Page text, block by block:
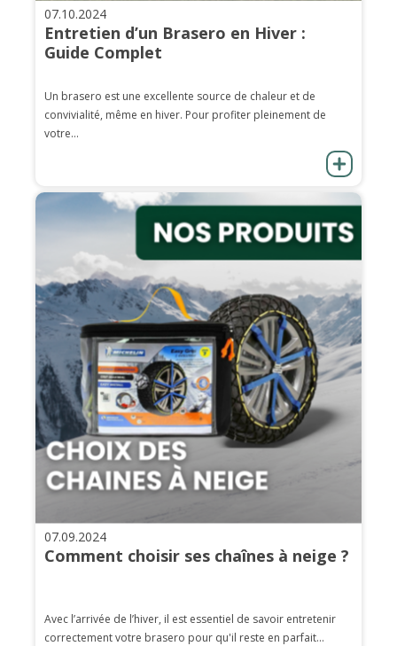
07.10.2024
Entretien d’un Brasero en Hiver :
Guide Complet
Un brasero est une excellente source de chaleur et de
convivialité, même en hiver. Pour profiter pleinement de
votre...
07.09.2024
Comment choisir ses chaînes à neige ?
Avec l’arrivée de l’hiver, il est essentiel de savoir entretenir
correctement votre brasero pour qu'il reste en parfait...